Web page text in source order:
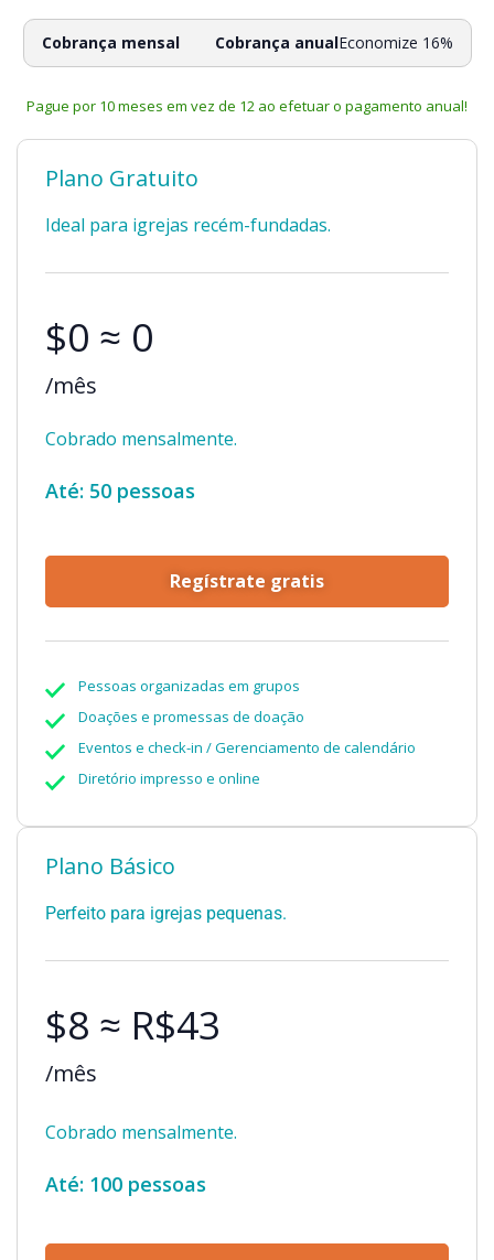
Cobrança mensal Cobrança anualEconomize 16%
Pague por 10 meses em vez de 12 ao efetuar o pagamento anual!
Plano Gratuito
Ideal para igrejas recém-fundadas.
$0 ≈ 0
/mês
Cobrado mensalmente.
Até: 50 pessoas
Regístrate gratis
Pessoas organizadas em grupos
Doações e promessas de doação
Eventos e check-in / Gerenciamento de calendário
Diretório impresso e online
Plano Básico
Perfeito para igrejas pequenas.
$8 ≈ R$43
/mês
Cobrado mensalmente.
Até: 100 pessoas